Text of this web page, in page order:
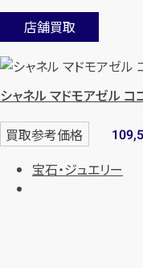
店舗買取
シャネル マドモアゼル
買取参考価格
宝石・ジュエリー